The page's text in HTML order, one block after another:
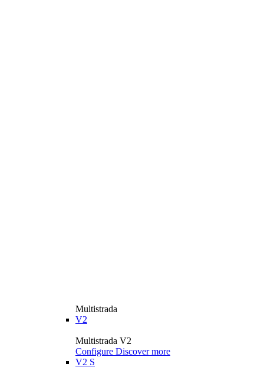
Multistrada
V2
Multistrada V2
Configure Discover more
V2 S